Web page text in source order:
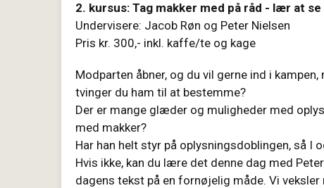
2. kursus: Tag makker med på råd - lær at
Undervisere: Jacob Røn og Peter Nielsen
Pris kr. 300,- inkl. kaffe/te og kage
Modparten åbner, og du vil gerne ind i
tvinger du ham til at bestemme?
Der er mange glæder og muligheder med
med makker?
Har han helt styr på oplysningsdoblingen, så
Hvis ikke, kan du lære det denne dag med
dagens tekst på en fornøjelig måde. Vi